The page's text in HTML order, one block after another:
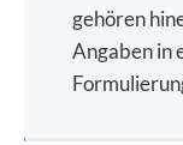
gehören
Angaben in